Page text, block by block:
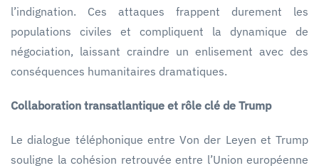
l’indignation. Ces attaques frappent durement les
populations civiles et compliquent la dynamique de
négociation, laissant craindre un enlisement avec des
conséquences humanitaires dramatiques.
Collaboration transatlantique et rôle clé de Trump
Le dialogue téléphonique entre Von der Leyen et Trump
souligne la cohésion retrouvée entre l’Union européenne